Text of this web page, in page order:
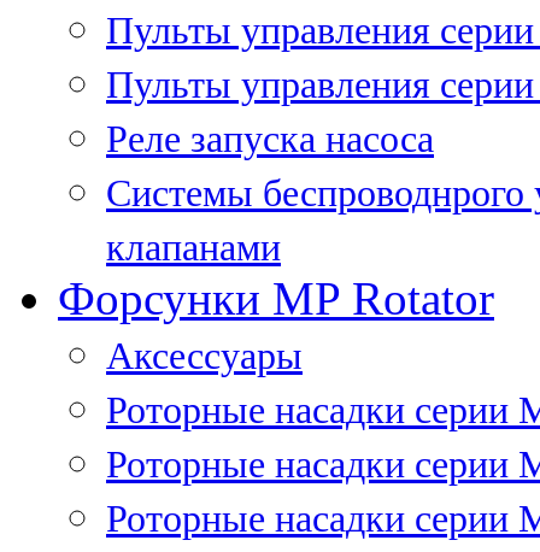
Пульты управления
Пульты управления
Реле запуска насоса
Системы
клапанами
Форсунки MP Rotator
Аксессуары
Роторные насадки серии
Роторные насадки серии
Роторные насадки серии